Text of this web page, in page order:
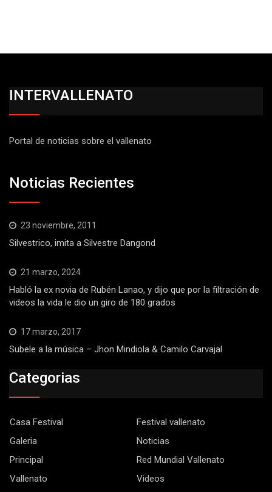
INTERVALLENATO
Portal de noticias sobre el vallenato
Noticias Recientes
23 noviembre, 2011
Silvestrico, imita a Silvestre Dangond
21 marzo, 2024
Habló la ex novia de Rubén Lanao, y dijo que por la filtración de
videos la vida le dio un giro de 180 grados
17 marzo, 2017
Subele a la música – Jhon Mindiola & Camilo Carvajal
Categorias
Casa Festival
Festival vallenato
Galeria
Noticias
Principal
Red Mundial Vallenato
Vallenato
Videos